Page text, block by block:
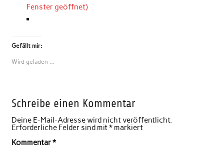
Fenster geöffnet)
Gefällt mir:
Wird geladen …
Schreibe einen Kommentar
Deine E-Mail-Adresse wird nicht veröffentlicht.
Erforderliche Felder sind mit*markiert
Kommentar*